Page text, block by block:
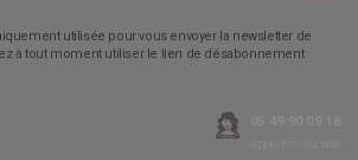
utilisée pour vous envoyer la newsletter de
à tout moment utiliser le lien de désabonnement